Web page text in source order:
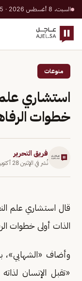
السبت، 8 أغسطس 2026 · 25 صفر 1448 هـ
منوعات
استشاري
خطوات
فريق التحرير
نُشر في الإثنين 28 أكتوبر 2024
قال استشاري علم
الذات أولى خطوات
وأضاف «الشهابي»،
«تقبل الإنسان